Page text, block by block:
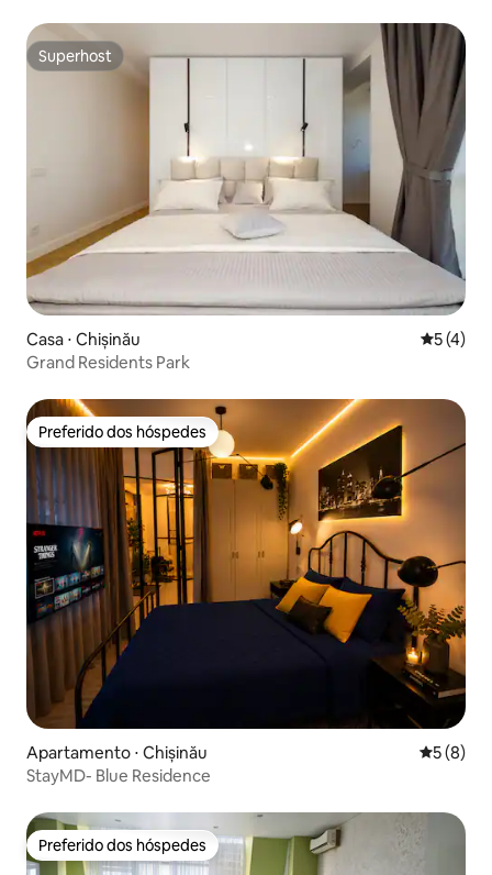
Superhost
Superhost
Casa ⋅ Chișinău 5 de
5 (4)
Grand Residents Park
Preferido dos hóspedes
Preferido dos hóspedes
Apartamento ⋅ Chișinău 5 de
5 (8)
StayMD- Blue Residence
Preferido dos hóspedes
Preferido dos hóspedes